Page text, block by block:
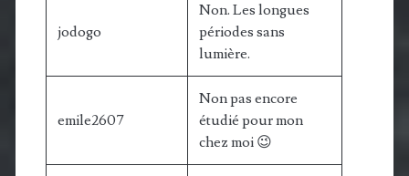
jodogo
Non. Les longues
périodes sans
lumière.
emile2607
Non pas encore
étudié pour mon
chez moi 😉